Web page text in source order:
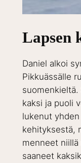
Lapsen
Daniel alkoi
Pikkuässälle
kaksi ja puoli
lukenut
kehityksestä,
menneet
saaneet